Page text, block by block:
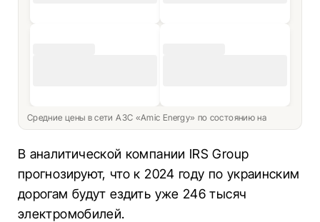
Средние цены в сети АЗС «Amic Energy» по состоянию на
В аналитической компании IRS Group
прогнозируют, что к 2024 году по украинским
дорогам будут ездить уже 246 тысяч
электромобилей.